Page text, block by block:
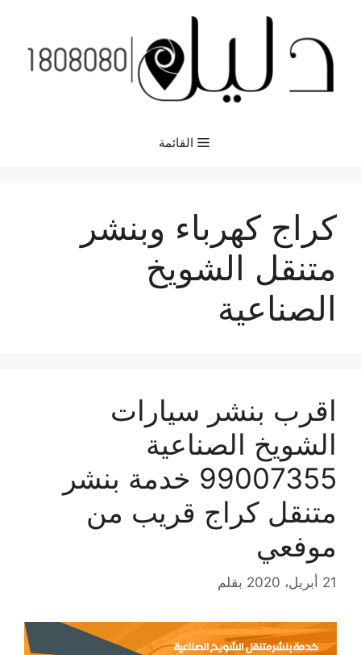
المحتوى
القائمة
كراج كهرباء وبنشر
متنقل الشويخ
الصناعية
اقرب بنشر سيارات
الشويخ الصناعية
99007355 خدمة بنشر
متنقل كراج قريب من
موفعي
21 أبريل، 2020 بقلم